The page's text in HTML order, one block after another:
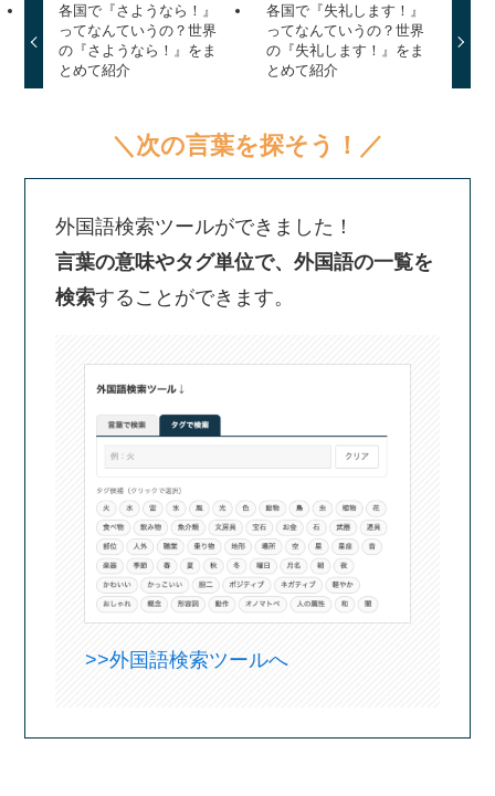
各国で『さようなら！』
ってなんていうの？世界
の『さようなら！』をま
とめて紹介
各国で『失礼します！』
ってなんていうの？世界
の『失礼します！』をま
とめて紹介
＼次の言葉を探そう！／
外国語検索ツールができました！
言葉の意味やタグ単位で、外国語の一覧を
検索することができます。
>>外国語検索ツールへ